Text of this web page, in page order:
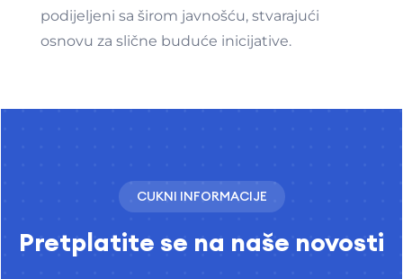
podijeljeni sa širom javnošću, stvarajući
osnovu za slične buduće inicijative.
CUKNI INFORMACIJE
Pretplatite se na naše novosti